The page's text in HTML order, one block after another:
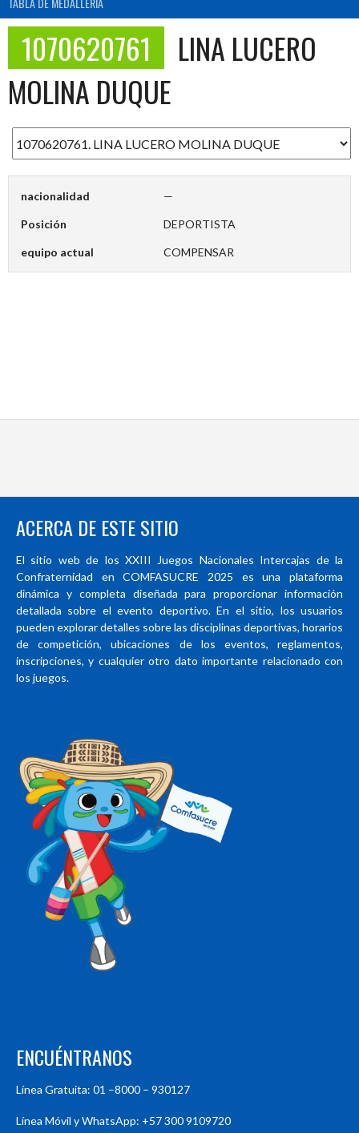
1070620761
LINA LUCERO
MOLINA DUQUE
nacionalidad —
Posición DEPORTISTA
equipo actual COMPENSAR
ACERCA DE ESTE SITIO
El sitio web de los XXIII Juegos Nacionales Intercajas de la
Confraternidad en COMFASUCRE 2025 es una plataforma
dinámica y completa diseñada para proporcionar información
detallada sobre el evento deportivo. En el sitio, los usuarios
pueden explorar detalles sobre las disciplinas deportivas, horarios
de competición, ubicaciones de los eventos, reglamentos,
inscripciones, y cualquier otro dato importante relacionado con
los juegos.
ENCUÉNTRANOS
Línea Gratuita: 01 –8000 – 930127
Línea Móvil y WhatsApp: +57 300 9109720